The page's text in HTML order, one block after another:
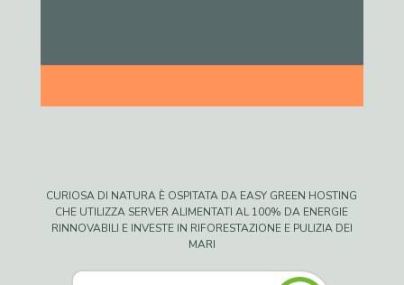
CURIOSA DI NATURA È OSPITATA DA EASY GREEN HOSTING
CHE UTILIZZA SERVER ALIMENTATI AL 100% DA ENERGIE
RINNOVABILI E INVESTE IN RIFORESTAZIONE E PULIZIA DEI
MARI